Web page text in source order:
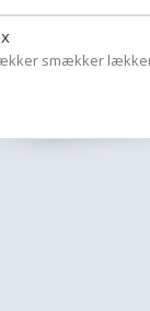
smækker